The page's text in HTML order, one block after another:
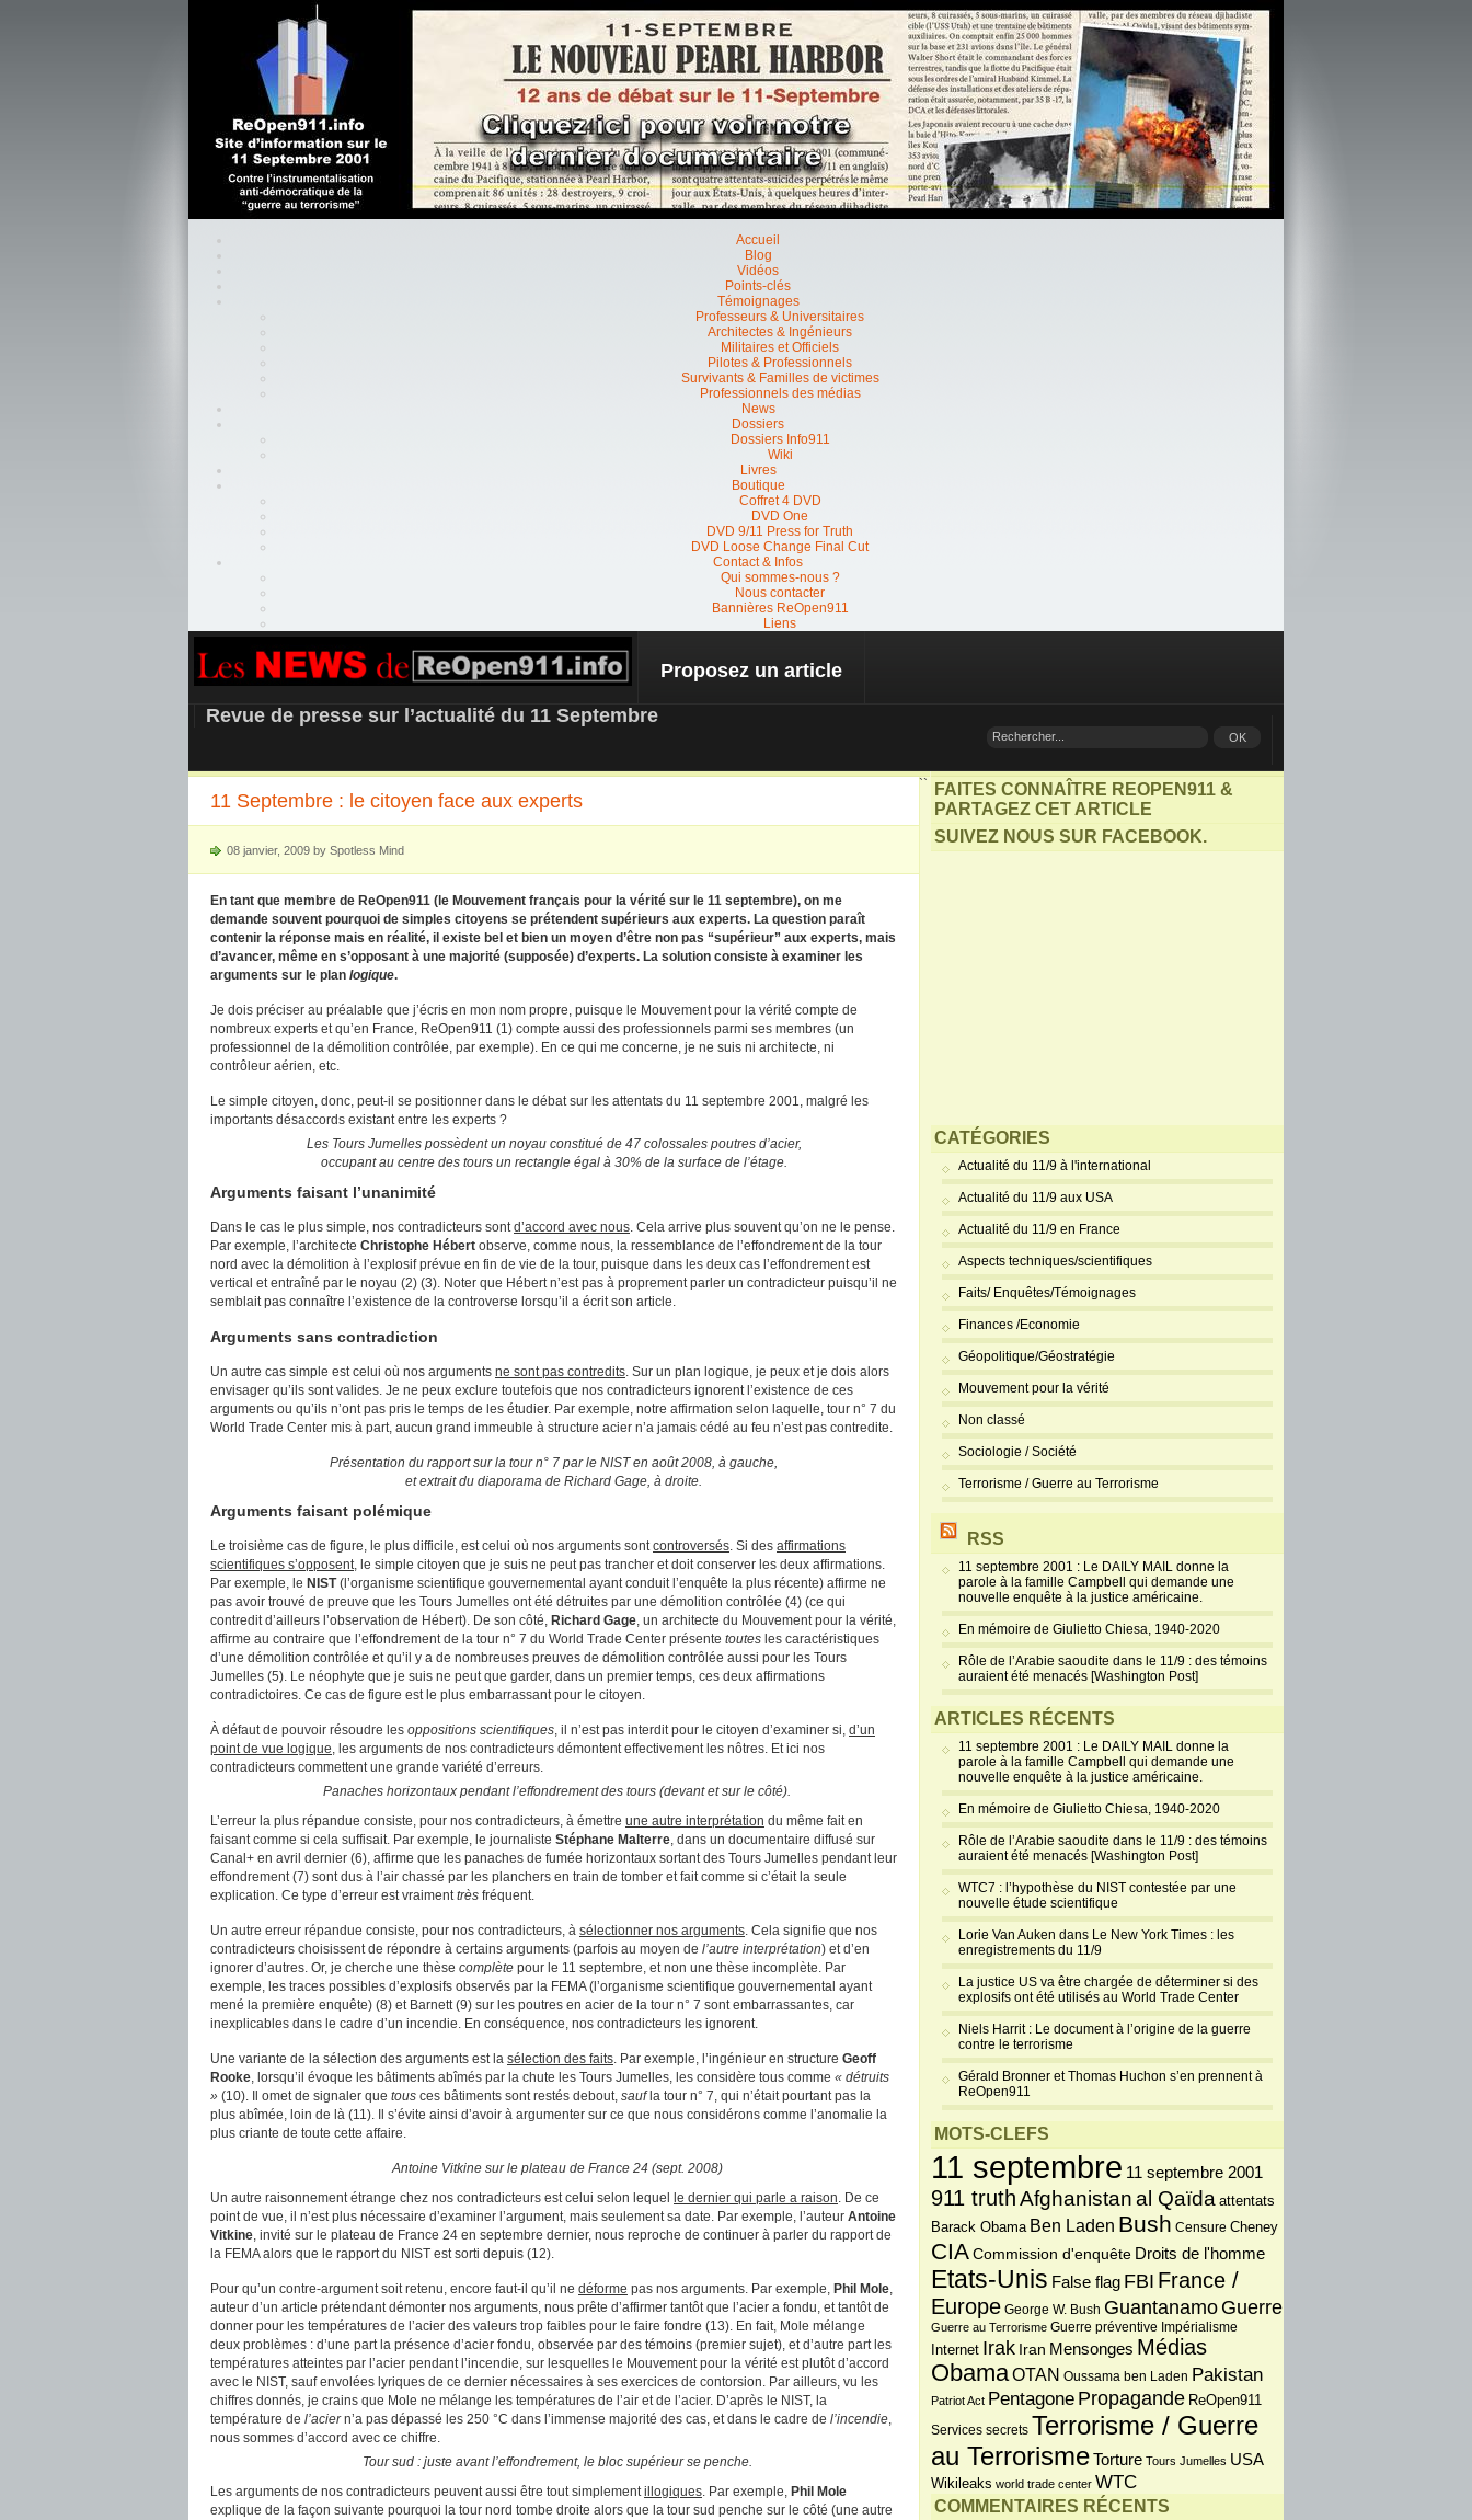
Accueil
Blog
Vidéos
Points-clés
Témoignages
Professeurs & Universitaires
Architectes & Ingénieurs
Militaires et Officiels
Pilotes & Professionnels
Survivants & Familles de victimes
Professionnels des médias
News
Dossiers
Dossiers Info911
Wiki
Livres
Boutique
Coffret 4 DVD
DVD One
DVD 9/11 Press for Truth
DVD Loose Change Final Cut
Contact & Infos
Qui sommes-nous ?
Nous contacter
Bannières ReOpen911
Liens
REOPEN911 – NEWS
Proposez un article
Revue de presse sur l’actualité du 11 Septembre
11 Septembre : le citoyen face aux experts
08 janvier, 2009 by Spotless Mind
En tant que membre de ReOpen911 (le Mouvement français pour la vérité sur le 11 septembre), on me
demande souvent pourquoi de simples citoyens se prétendent supérieurs aux experts. La question paraît
contenir la réponse mais en réalité, il existe bel et bien un moyen d’être non pas “supérieur” aux experts, mais
d’avancer, même en s’opposant à une majorité (supposée) d’experts. La solution consiste à examiner les
arguments sur le plan logique.
Je dois préciser au préalable que j’écris en mon nom propre, puisque le Mouvement pour la vérité compte de
nombreux experts et qu’en France, ReOpen911 (1) compte aussi des professionnels parmi ses membres (un
professionnel de la démolition contrôlée, par exemple). En ce qui me concerne, je ne suis ni architecte, ni
contrôleur aérien, etc.
Le simple citoyen, donc, peut-il se positionner dans le débat sur les attentats du 11 septembre 2001, malgré les
importants désaccords existant entre les experts ?
Les Tours Jumelles possèdent un noyau constitué de 47 colossales poutres d’acier,
occupant au centre des tours un rectangle égal à 30% de la surface de l’étage.
Arguments faisant l’unanimité
Dans le cas le plus simple, nos contradicteurs sontd’accord avec nous. Cela arrive plus souvent qu’on ne le pense.
Par exemple, l’architecte Christophe Hébert observe, comme nous, la ressemblance de l’effondrement de la tour
nord avec la démolition à l’explosif prévue en fin de vie de la tour, puisque dans les deux cas l’effondrement est
vertical et entraîné par le noyau (2) (3). Noter que Hébert n’est pas à proprement parler un contradicteur puisqu’il ne
semblait pas connaître l’existence de la controverse lorsqu’il a écrit son article.
Arguments sans contradiction
Un autre cas simple est celui où nos arguments ne sont pas contredits. Sur un plan logique, je peux et je dois alors
envisager qu’ils sont valides. Je ne peux exclure toutefois que nos contradicteurs ignorent l’existence de ces
arguments ou qu’ils n’ont pas pris le temps de les étudier. Par exemple, notre affirmation selon laquelle, tour n° 7 du
World Trade Center mis à part, aucun grand immeuble à structure acier n’a jamais cédé au feu n’est pas contredite.
Présentation du rapport sur la tour n° 7 par le NIST en août 2008, à gauche,
et extrait du diaporama de Richard Gage, à droite.
Arguments faisant polémique
Le troisième cas de figure, le plus difficile, est celui où nos arguments sontcontroversés. Si des affirmations
scientifiques s’opposent, le simple citoyen que je suis ne peut pas trancher et doit conserver les deux affirmations.
Par exemple, le NIST(l’organisme scientifique gouvernemental ayant conduit l’enquête la plus récente) affirme ne
pas avoir trouvé de preuve que les Tours Jumelles ont été détruites par une démolition contrôlée (4) (ce qui
contredit d’ailleurs l’observation de Hébert). De son côté, Richard Gage, un architecte du Mouvement pour la vérité,
affirme au contraire que l’effondrement de la tour n° 7 du World Trade Center présente toutes les caractéristiques
d’une démolition contrôlée et qu’il y a de nombreuses preuves de démolition contrôlée aussi pour les Tours
Jumelles (5). Le néophyte que je suis ne peut que garder, dans un premier temps, ces deux affirmations
contradictoires. Ce cas de figure est le plus embarrassant pour le citoyen.
À défaut de pouvoir résoudre les oppositions scientifiques, il n’est pas interdit pour le citoyen d’examiner si, d’un
point de vue logique, les arguments de nos contradicteurs démontent effectivement les nôtres. Et ici nos
contradicteurs commettent une grande variété d’erreurs.
Panaches horizontaux pendant l’effondrement des tours (devant et sur le côté).
L’erreur la plus répandue consiste, pour nos contradicteurs, à émettre une autre interprétation du même fait en
faisant comme si cela suffisait. Par exemple, le journaliste Stéphane Malterre, dans un documentaire diffusé sur
Canal+ en avril dernier (6), affirme que les panaches de fumée horizontaux sortant des Tours Jumelles pendant leur
effondrement (7) sont dus à l’air chassé par les planchers en train de tomber et fait comme si c’était la seule
explication. Ce type d’erreur est vraimenttrès fréquent.
Un autre erreur répandue consiste, pour nos contradicteurs, à sélectionner nos arguments. Cela signifie que nos
contradicteurs choisissent de répondre à certains arguments (parfois au moyen de l’autre interprétation) et d’en
ignorer d’autres. Or, je cherche une thèse complète pour le 11 septembre, et non une thèse incomplète. Par
exemple, les traces possibles d’explosifs observés par la FEMA (l’organisme scientifique gouvernemental ayant
mené la première enquête) (8) et Barnett (9) sur les poutres en acier de la tour n° 7 sont embarrassantes, car
inexplicables dans le cadre d’un incendie. En conséquence, nos contradicteurs les ignorent.
Une variante de la sélection des arguments est la sélection des faits. Par exemple, l’ingénieur en structure Geoff
Rooke, lorsqu’il évoque les bâtiments abîmés par la chute les Tours Jumelles, les considère tous comme « détruits
» (10). Il omet de signaler que tous ces bâtiments sont restés debout, saufla tour n° 7, qui n’était pourtant pas la
plus abîmée, loin de là (11). Il s’évite ainsi d’avoir à argumenter sur ce que nous considérons comme l’anomalie la
plus criante de toute cette affaire.
Antoine Vitkine sur le plateau de France 24 (sept. 2008)
Un autre raisonnement étrange chez nos contradicteurs est celui selon lequel
le dernier qui parle a raison. De ce
point de vue, il n’est plus nécessaire d’examiner l’argument, mais seulement sa date. Par exemple, l’auteur Antoine
Vitkine, invité sur le plateau de France 24 en septembre dernier, nous reproche de continuer à parler du rapport de
la FEMA alors que le rapport du NIST est sorti depuis (12).
Pour qu’un contre-argument soit retenu, encore faut-il qu’il ne déforme pas nos arguments. Par exemple, Phil Mole,
auteur d’un article prétendant démonter nos arguments, nous prête d’affirmer tantôt que l’acier a fondu, et tantôt de
donner pour les températures de l’acier des valeurs trop faibles pour le faire fondre (13). En fait, Mole mélange
deux problèmes : d’une part la présence d’acier fondu, observée par des témoins (premier sujet), et d’autre part les
températures atteintes par l’acier pendant l’incendie, sur lesquelles le Mouvement pour la vérité est plutôt d’accord
avec le NIST, sauf envolées lyriques de ce dernier nécessaires à ses exercices de contorsion. Par ailleurs, vu les
chiffres donnés, je crains que Mole ne mélange les températures de l’air et de l’acier. D’après le NIST, la
température de l’aciern’a pas dépassé les 250 °C dans l’immense majorité des cas, et dans le cadre de l’incendie,
nous sommes d’accord avec ce chiffre.
Tour sud : juste avant l’effondrement, le bloc supérieur se penche.
Les arguments de nos contradicteurs peuvent aussi être tout simplementillogiques. Par exemple, Phil Mole
explique de la façon suivante pourquoi la tour nord tombe droite alors que la tour sud penche sur le côté (une autre
``
FAITES CONNAÎTRE REOPEN911 &
PARTAGEZ CET ARTICLE
SUIVEZ NOUS SUR FACEBOOK.
CATÉGORIES
Actualité du 11/9 à l'international
Actualité du 11/9 aux USA
Actualité du 11/9 en France
Aspects techniques/scientifiques
Faits/ Enquêtes/Témoignages
Finances /Economie
Géopolitique/Géostratégie
Mouvement pour la vérité
Non classé
Sociologie / Société
Terrorisme / Guerre au Terrorisme
RSS
11 septembre 2001 : Le DAILY MAIL donne la
parole à la famille Campbell qui demande une
nouvelle enquête à la justice américaine.
En mémoire de Giulietto Chiesa, 1940-2020
Rôle de l’Arabie saoudite dans le 11/9 : des témoins
auraient été menacés [Washington Post]
ARTICLES RÉCENTS
11 septembre 2001 : Le DAILY MAIL donne la
parole à la famille Campbell qui demande une
nouvelle enquête à la justice américaine.
En mémoire de Giulietto Chiesa, 1940-2020
Rôle de l’Arabie saoudite dans le 11/9 : des témoins
auraient été menacés [Washington Post]
WTC7 : l’hypothèse du NIST contestée par une
nouvelle étude scientifique
Lorie Van Auken dans Le New York Times : les
enregistrements du 11/9
La justice US va être chargée de déterminer si des
explosifs ont été utilisés au World Trade Center
Niels Harrit : Le document à l’origine de la guerre
contre le terrorisme
Gérald Bronner et Thomas Huchon s’en prennent à
ReOpen911
MOTS-CLEFS
11 septembre 11 septembre 2001
911 truthAfghanistanal Qaïda attentats
Barack Obama Ben Laden Bush Censure Cheney
CIA Commission d'enquête Droits de l'homme
Etats-Unis False flag FBI France /
Europe George W. Bush Guantanamo Guerre
Guerre au Terrorisme Guerre préventive Impérialisme
Internet Irak Iran Mensonges Médias
ObamaOTAN Oussama ben Laden Pakistan
Patriot Act Pentagone Propagande ReOpen911
Services secrets Terrorisme / Guerre
au TerrorismeTorture Tours Jumelles USA
Wikileaks world trade center WTC
COMMENTAIRES RÉCENTS